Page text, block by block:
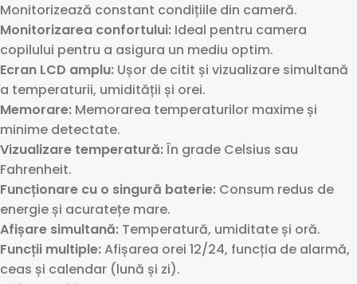
Monitorizează constant condițiile din cameră.
Monitorizarea confortului: Ideal pentru camera
copilului pentru a asigura un mediu optim.
Ecran LCD amplu: Ușor de citit și vizualizare simultană
a temperaturii, umidității și orei.
Memorare: Memorarea temperaturilor maxime și
minime detectate.
Vizualizare temperatură:În grade Celsius sau
Fahrenheit.
Funcționare cu o singură baterie: Consum redus de
energie și acuratețe mare.
Afișare simultană: Temperatură, umiditate și oră.
Funcții multiple:Afișarea orei 12/24, funcția de alarmă,
ceas și calendar (lună și zi).